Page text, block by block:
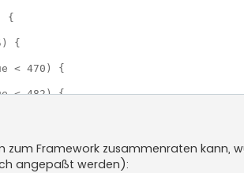
{
{
< 470) {
< 482) {
< 510) {
< 527) {
Framework zusammenraten kann,
angepaßt werden):